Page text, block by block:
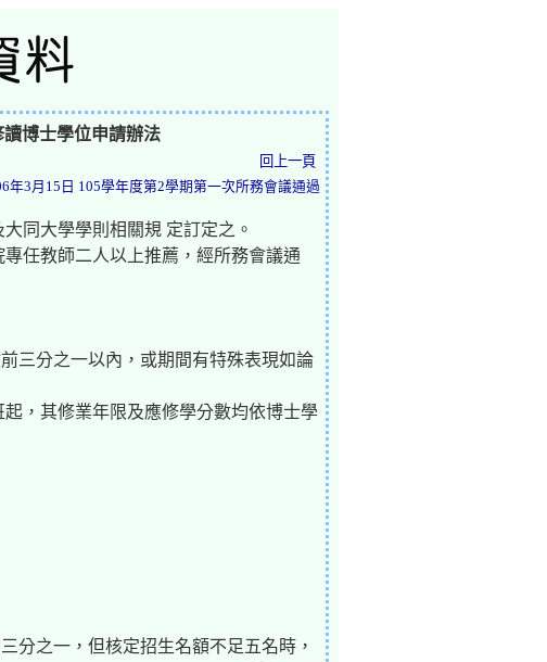
博士學位申請辦法
回上一頁
年3月15日 105學年度第2學期第一次所務會議通過
同大學學則相關規 定訂定之。
任教師二人以上推薦，經所務會議通
三分之一以內，或期間有特殊表現如論
，其修業年限及應修學分數均依博士學
分之一，但核定招生名額不足五名時，